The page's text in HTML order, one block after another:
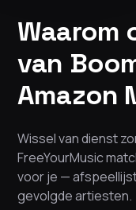
Waarom
van
Amazon
Wissel van dienst
FreeYourMusic
voor je —
gevolgde artiesten.